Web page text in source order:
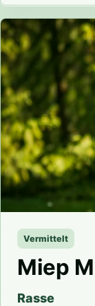
Vermittelt
Miep
Rasse